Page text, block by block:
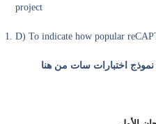
project
D) To indicate how popular
نموذج اختبارات سات من هنا